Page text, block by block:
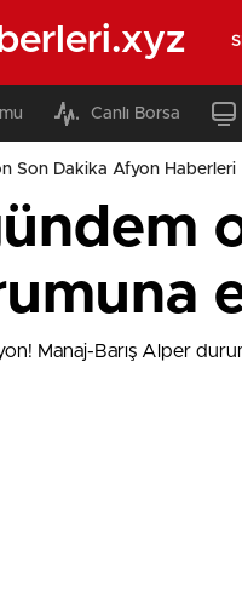
Canlı Borsa
Son Dakika Afyon Haberleri